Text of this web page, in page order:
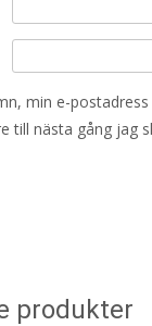
min e-
till nästa gång jag
produkter